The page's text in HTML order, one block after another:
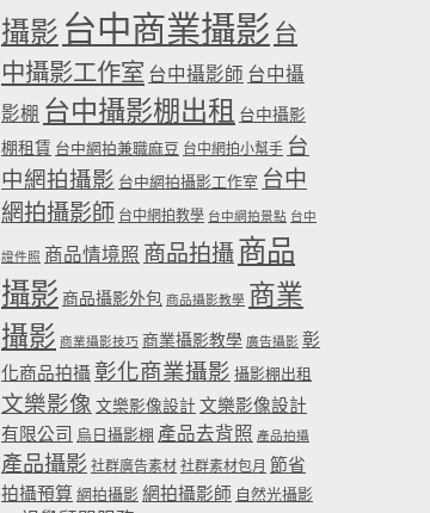
攝影 台中商業攝影 台
中攝影工作室 台中攝影師 台中攝
影棚 台中攝影棚出租 台中攝影
棚租賃 台中網拍兼職麻豆 台中網拍小幫手 台
中網拍攝影 台中網拍攝影工作室 台中
網拍攝影師 台中網拍教學 台中網拍景點 台中
證件照 商品情境照 商品拍攝商品
攝影商品攝影外包 商品攝影教學 商業
攝影 商業攝影技巧 商業攝影教學 廣告攝影 彰
化商品拍攝 彰化商業攝影 攝影棚出租
文樂影像 文樂影像設計文樂影像設計
有限公司 烏日攝影棚 產品去背照 產品拍攝
產品攝影 社群廣告素材 社群素材包月 節省
拍攝預算 網拍攝影 網拍攝影師 自然光攝影